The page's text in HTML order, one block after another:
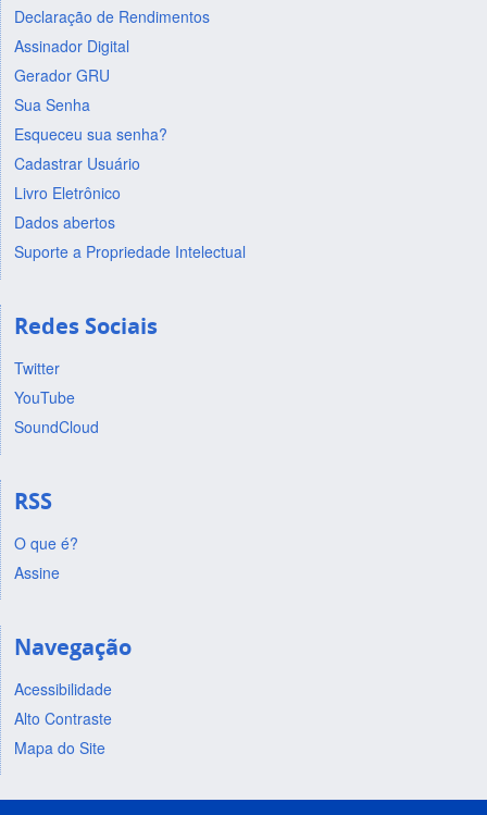
Declaração de Rendimentos
Assinador Digital
Gerador GRU
Sua Senha
Esqueceu sua senha?
Cadastrar Usuário
Livro Eletrônico
Dados abertos
Suporte a Propriedade Intelectual
Redes Sociais
Twitter
YouTube
SoundCloud
RSS
O que é?
Assine
Navegação
Acessibilidade
Alto Contraste
Mapa do Site